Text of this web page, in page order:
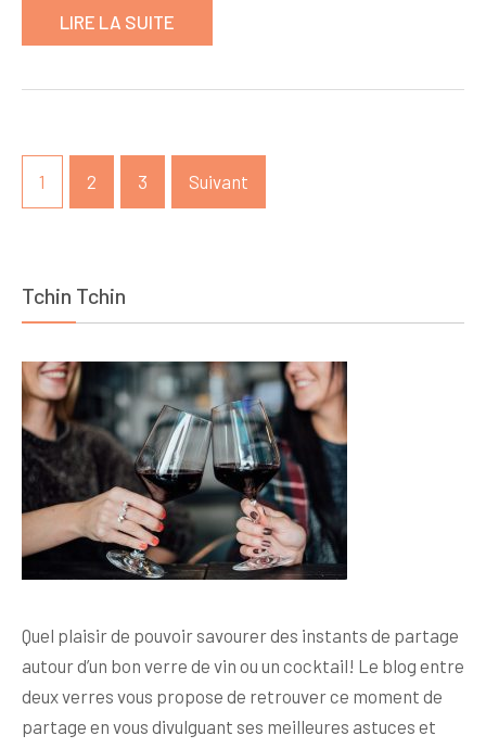
LIRE LA SUITE
Pagination
des1 2 3 Suivant
Tchin Tchin
Quel plaisir de pouvoir savourer des instants de partage
autour d’un bon verre de vin ou un cocktail! Le blog entre
deux verres vous propose de retrouver ce moment de
partage en vous divulguant ses meilleures astuces et